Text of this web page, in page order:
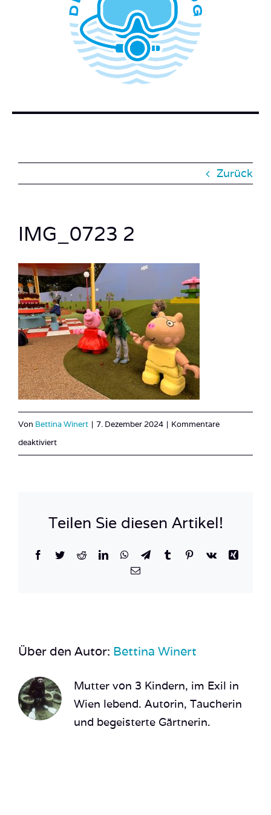
WER STECKT HINTER DEM TAUCHERBLOG?
BUCH BESTELLEN
Zurück
IMG_0723 2
Von Bettina Winert | 7. Dezember 2024 | Kommentare
deaktiviertfür
Teilen Sie diesen Artikel!
Facebook
TwitterRedditLinkedInWhatsApp
TelegramTumblrPinterest
Vk
Xing
E-
Über den Autor: Bettina Winert
Mutter von 3 Kindern, im Exil in
Wien lebend. Autorin, Taucherin
und begeisterte Gärtnerin.